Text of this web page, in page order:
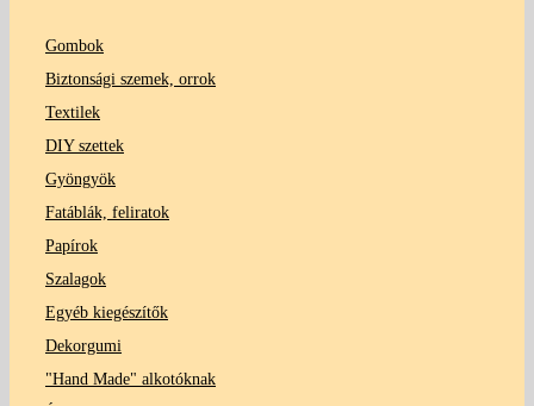
Gombok
Biztonsági szemek, orrok
Textilek
DIY szettek
Gyöngyök
Fatáblák, feliratok
Papírok
Szalagok
Egyéb kiegészítők
Dekorgumi
"Hand Made" alkotóknak